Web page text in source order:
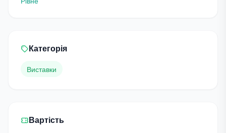
Категорія
Виставки
Вартість